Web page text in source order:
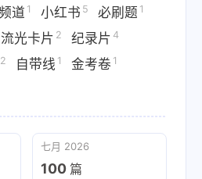
道 1 小红书 5 必刷题 1
流光卡片 2 纪录片 4
2 自带线 1 金考卷 1
七月 2026
100 篇